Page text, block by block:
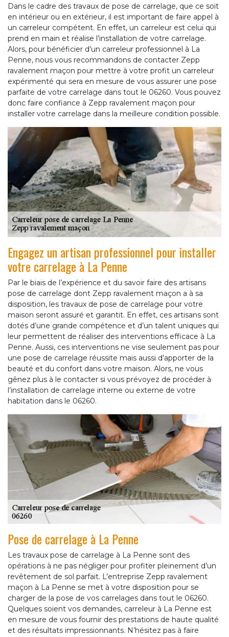
Dans le cadre des travaux de pose de carrelage, que ce soit
en intérieur ou en extérieur, il est important de faire appel à
un carreleur compétent. En effet, un carreleur est celui qui
prend en main et réalise l’installation de votre carrelage.
Alors, pour bénéficier d’un carreleur professionnel à La
Penne, nous vous recommandons de contacter Zepp
ravalement maçon pour mettre à votre profit un carreleur
expérimenté qui sera en mesure de vous assurer une pose
parfaite de votre carrelage dans tout le 06260. Vous pouvez
donc faire confiance à Zepp ravalement maçon pour
installer votre carrelage dans la meilleure condition possible.
Engagez un artisan professionnel pour installer
votre carrelage à La Penne
Par le biais de l’expérience et du savoir faire des artisans
pose de carrelage dont Zepp ravalement maçon a à sa
disposition, les travaux de pose de carrelage pour votre
maison seront assuré et garantit. En effet, ces artisans sont
dotés d’une grande compétence et d’un talent uniques qui
leur permettent de réaliser des interventions efficace à La
Penne. Aussi, ces interventions ne vise seulement pas pour
une pose de carrelage réussite mais aussi d’apporter de la
beauté et du confort dans votre maison. Alors, ne vous
gênez plus à le contacter si vous prévoyez de procéder à
l’installation de carrelage interne ou externe de votre
habitation dans le 06260.
Pose de carrelage à La Penne
Les travaux pose de carrelage à La Penne sont des
opérations à ne pas négliger pour profiter pleinement d’un
revêtement de sol parfait. L’entreprise Zepp ravalement
maçon à La Penne se met à votre disposition pour se
charger de la pose de vos carrelages dans tout le 06260.
Quelques soient vos demandes, carreleur à La Penne est
en mesure de vous fournir des prestations de haute qualité
et des résultats impressionnants. N’hésitez pas à faire